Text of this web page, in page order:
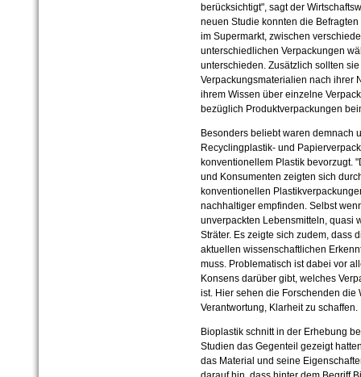
berücksichtigt", sagt der
neuen Studie konnten die
im Supermarkt, zwischen
unterschiedlichen Verpackungen
unterschieden. Zusätzlich sollten
Verpackungsmaterialien nach ihrer
ihrem Wissen über einzelne
bezüglich Produktverpackungen
Besonders beliebt waren demnach
Recyclingplastik- und
konventionellem Plastik bevorzugt.
und Konsumenten zeigten sich
konventionellen
nachhaltiger empfinden. Selbst
unverpackten Lebensmitteln, quasi
Sträter. Es zeigte sich zudem, dass
aktuellen wissenschaftlichen
muss. Problematisch ist dabei vor
Konsens darüber gibt, welches
ist. Hier sehen die Forschenden die
Verantwortung, Klarheit zu schaffen.
Bioplastik schnitt in der Erhebung
Studien das Gegenteil gezeigt
das Material und seine